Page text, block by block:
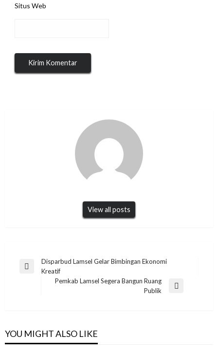
Situs Web
View all posts
Navigasi
Previous
Disparbud Lamsel Gelar Bimbingan Ekonomi
Kreatif
Pemkab Lamsel Segera Bangun Ruang
Publik
YOU MIGHT ALSO LIKE